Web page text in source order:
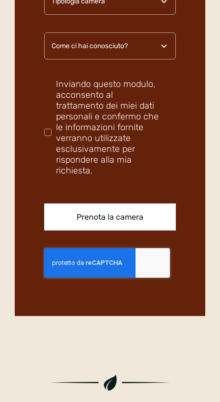
Inviando questo modulo,
acconsento al
trattamento dei miei dati
personali e confermo che
le informazioni fornite
verranno utilizzate
esclusivamente per
rispondere alla mia
richiesta.
Prenota la camera